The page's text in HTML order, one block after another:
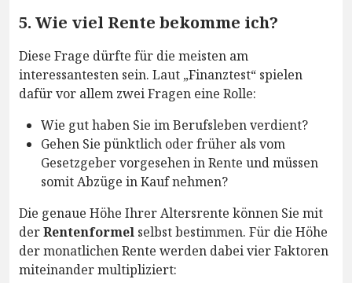
5. Wie viel Rente bekomme ich?
Diese Frage dürfte für die meisten am
interessantesten sein. Laut „Finanztest“ spielen
dafür vor allem zwei Fragen eine Rolle:
Wie gut haben Sie im Berufsleben verdient?
Gehen Sie pünktlich oder früher als vom
Gesetzgeber vorgesehen in Rente und müssen
somit Abzüge in Kauf nehmen?
Die genaue Höhe Ihrer Altersrente können Sie mit
derRentenformel selbst bestimmen. Für die Höhe
der monatlichen Rente werden dabei vier Faktoren
miteinander multipliziert: